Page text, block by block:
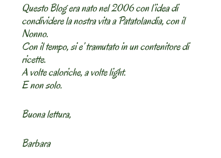
Questo Blog era nato nel 2006 con l’idea di
condividere la nostra vita a Patatolandia, con il
Nonno.
Con il tempo, si e’ tramutato in un contenitore di
ricette.
A volte caloriche, a volte light.
E non solo.
Buona lettura,
Barbara